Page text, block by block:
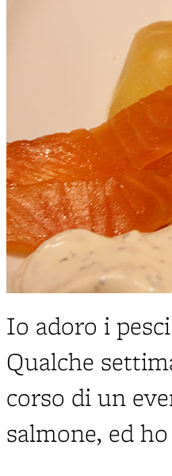
Io adoro i
Qualche
corso di un
salmone, ed